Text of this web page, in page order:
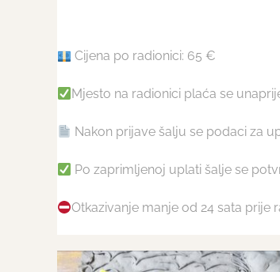
Cijena po radionici: 65 €
Mjesto na radionici plaća se
Nakon prijave šalju se podaci za
Po zaprimljenoj uplati šalje se
Otkazivanje manje od 24 sata prije